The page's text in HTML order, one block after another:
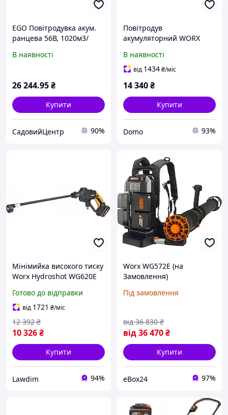
EGO Повітродувка акум.
ранцева 56В, 1020м3/
зарядний пристрій,
В наявності
26 244.95₴
Купити
СадовийЦентр 90%
Повітродув
акумуляторний WORX
В наявності
від 1434₴/міс
14 340₴
Купити
Domo 93%
Мінімийка високого тиску
Worx Hydroshot WG620E
Готово до відправки
від 1721 ₴/міс
10 326₴
12 392 ₴
Купити
Lawdim 94%
Worx WG572E (на
Замовлення)
Під замовлення
від36 470₴
від 36 830 ₴
Купити
eBox24 97%